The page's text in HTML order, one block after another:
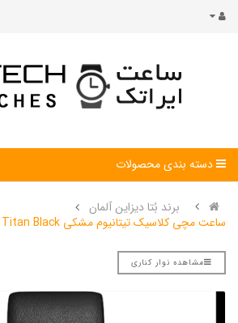
دسته بندی محصولات
برند بُتا دیزاین آلمان
ساعت مچی کلاسیک تیتانیوم مشکی TRES plus Quartz Titan Black
مشاهده نوار کناری